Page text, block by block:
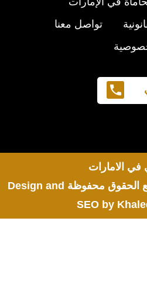
تواصل معنا
الامارات
Design and
SEO by